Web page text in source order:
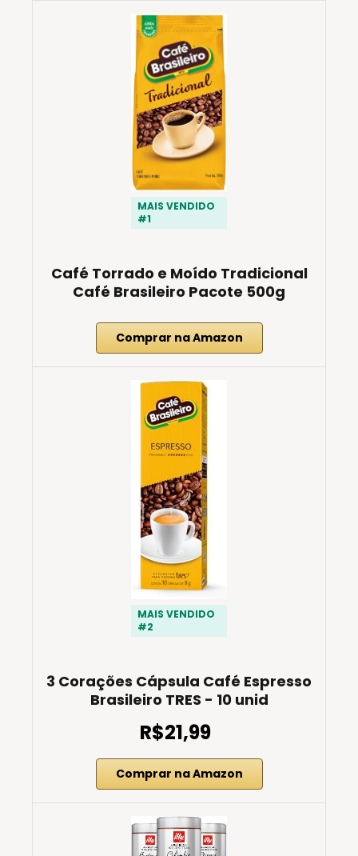
MAIS VENDIDO
#1
Café Torrado e Moído Tradicional
Café Brasileiro Pacote 500g
Comprar na Amazon
MAIS VENDIDO
#2
3 Corações Cápsula Café Espresso
Brasileiro TRES - 10 unid
R$21,99
Comprar na Amazon